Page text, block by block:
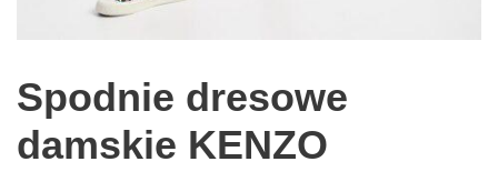
Spodnie dresowe
damskie KENZO